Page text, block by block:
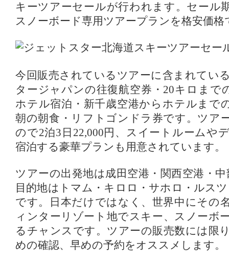
キーツアーセールが行われます。セール
スノーボード専用ツアープランを格安価格
今回販売されているツアーに含まれてい
タージャパンの往復航空券・20キロまで
ホテル宿泊・新千歳空港からホテルまで
朝の朝食・リフトゴンドラ券です。ツア
ので2泊3日22,000円、スイートルームや
宿泊する豪華プランも用意されています。
ツアーの出発地は成田空港・関西空港・
目的地はトマム・キロロ・サホロ・ルス
です。日本だけではなく、世界中にその
ィンターリゾート地でスキー、スノーボ
るチャンスです。ツアーの販売数には限
めの確認、早めの予約をオススメします。